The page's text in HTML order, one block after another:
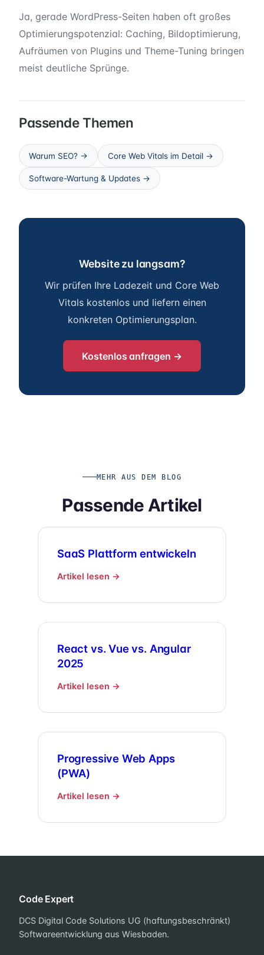
Ja, gerade WordPress-Seiten haben oft großes
Optimierungspotenzial: Caching, Bildoptimierung,
Aufräumen von Plugins und Theme-Tuning bringen
meist deutliche Sprünge.
Passende Themen
Warum SEO? → Core Web Vitals im Detail →
Software-Wartung & Updates →
Website zu langsam?
Wir prüfen Ihre Ladezeit und Core Web
Vitals kostenlos und liefern einen
konkreten Optimierungsplan.
Kostenlos anfragen →
MEHR AUS DEM BLOG
Passende Artikel
SaaS Plattform entwickeln
Artikel lesen →
React vs. Vue vs. Angular
2025
Artikel lesen →
Progressive Web Apps
(PWA)
Artikel lesen →
Code Expert
DCS Digital Code Solutions UG (haftungsbeschränkt)
Softwareentwicklung aus Wiesbaden.